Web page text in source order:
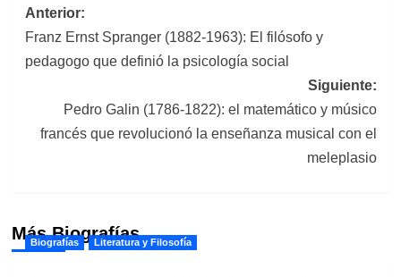
Navegación
de
entradas
Anterior:
Franz Ernst Spranger (1882-1963): El filósofo y
pedagogo que definió la psicología social
Siguiente:
Pedro Galin (1786-1822): el matemático y músico
francés que revolucionó la enseñanza musical con el
meleplasio
Más Biografías
Biografías Literatura y Filosofía